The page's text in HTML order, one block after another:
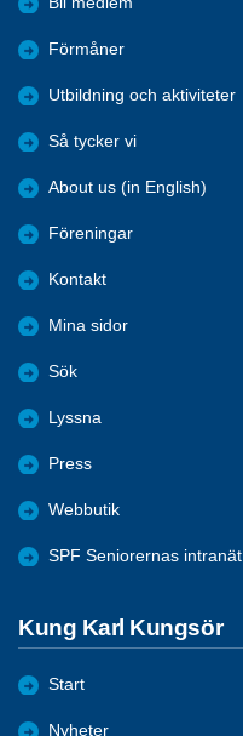
Förmåner
Utbildning och aktiviteter
Så tycker vi
About us (in English)
Föreningar
Kontakt
Mina sidor
Sök
Lyssna
Press
Webbutik
SPF Seniorernas intranät
Kung Karl Kungsör
Start
Nyheter